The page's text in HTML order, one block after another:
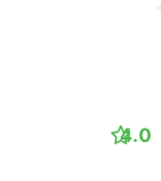
4.0